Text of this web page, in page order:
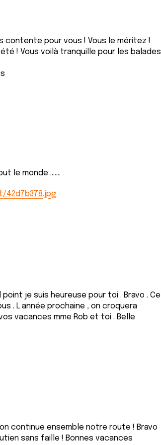
contente pour vous ! Vous le méritez !
! Vous voilà tranquille pour les balades
le monde .......
42d7b378.jpg
je suis heureuse pour toi . Bravo . Ce
. L année prochaine , on croquera
vacances mme Rob et toi . Belle
continue ensemble notre route ! Bravo
sans faille ! Bonnes vacances